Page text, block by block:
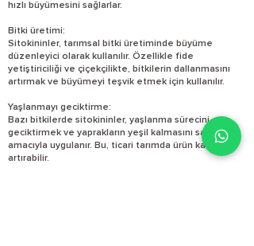
hızlı büyümesini sağlarlar.
Bitki üretimi:
Sitokininler, tarımsal bitki üretiminde büyüme
düzenleyici olarak kullanılır. Özellikle fide
yetiştiriciliği ve çiçekçilikte, bitkilerin dallanmasını
artırmak ve büyümeyi teşvik etmek için kullanılır.
Yaşlanmayı geciktirme:
Bazı bitkilerde sitokininler, yaşlanma sürecini
geciktirmek ve yaprakların yeşil kalmasını sağlamak
amacıyla uygulanır. Bu, ticari tarımda ürün kalitesini
artırabilir.